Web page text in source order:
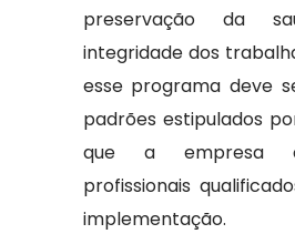
preservação da
integridade dos
esse programa deve
padrões estipulados
que a empresa
profissionais
implementação.